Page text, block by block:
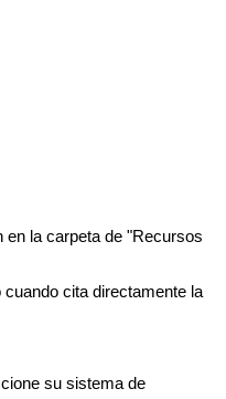
en la carpeta de "Recursos
cita directamente la
su sistema de